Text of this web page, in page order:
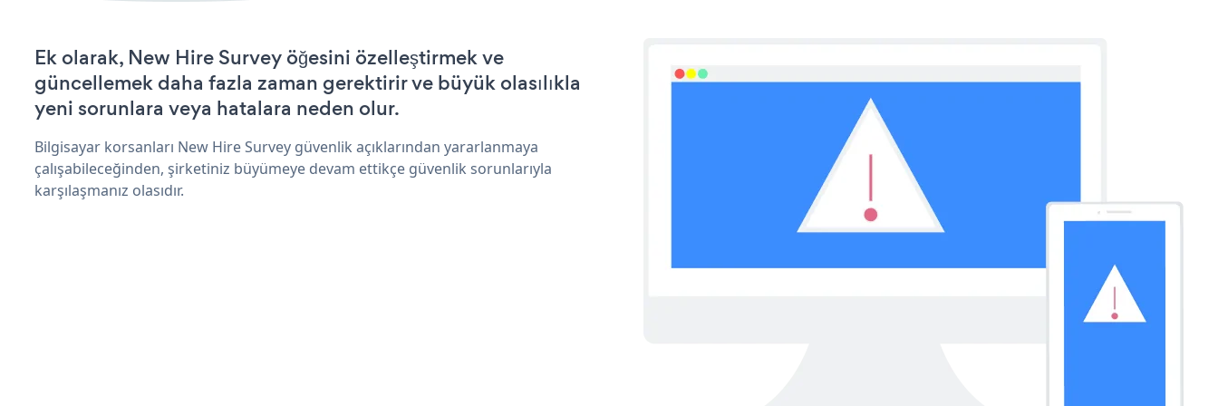
Ek olarak, New Hire Survey öğesini özelleştirmek ve
güncellemek daha fazla zaman gerektirir ve büyük olasılıkla
yeni sorunlara veya hatalara neden olur.
Bilgisayar korsanları New Hire Survey güvenlik açıklarından yararlanmaya
çalışabileceğinden, şirketiniz büyümeye devam ettikçe güvenlik sorunlarıyla
karşılaşmanız olasıdır.